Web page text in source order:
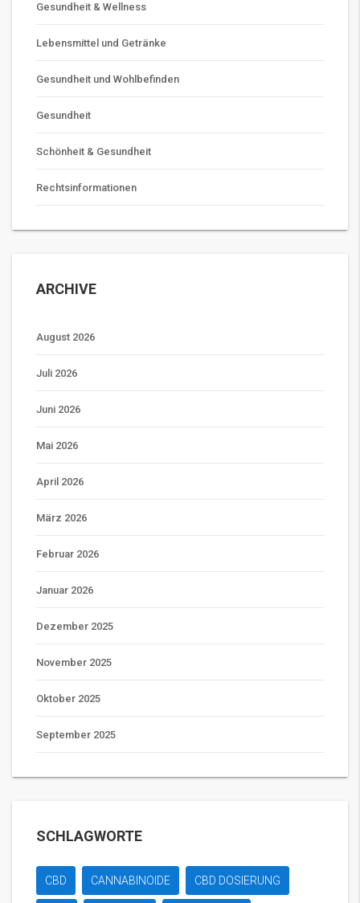
Gesundheit & Wellness
Lebensmittel und Getränke
Gesundheit und Wohlbefinden
Gesundheit
Schönheit & Gesundheit
Rechtsinformationen
ARCHIVE
August 2026
Juli 2026
Juni 2026
Mai 2026
April 2026
März 2026
Februar 2026
Januar 2026
Dezember 2025
November 2025
Oktober 2025
September 2025
SCHLAGWORTE
CBD CANNABINOIDE CBD DOSIERUNG